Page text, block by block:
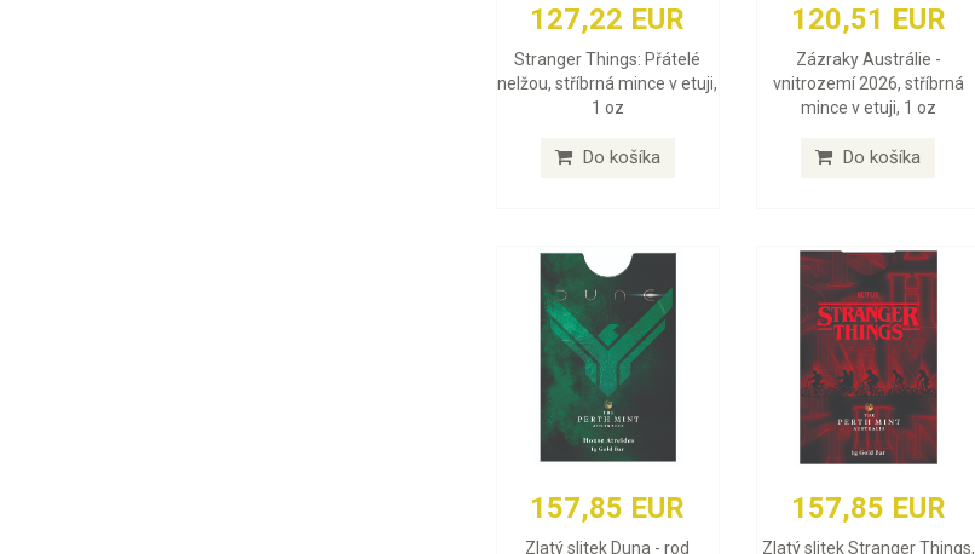
127,22 EUR
Stranger Things: Přátelé
nelžou, stříbrná mince v etuji,
1 oz
Do košíka
120,51 EUR
Zázraky Austrálie -
vnitrozemí 2026, stříbrná
mince v etuji, 1 oz
Do košíka
157,85 EUR
Zlatý slitek Duna - rod
157,85 EUR
Zlatý slitek Stranger Things,